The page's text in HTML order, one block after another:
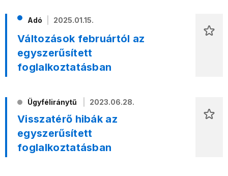
Adó 2025.01.15.
Változások februártól az
egyszerűsített
foglalkoztatásban
Ügyféliránytű 2023.06.28.
Visszatérő hibák az
egyszerűsített
foglalkoztatásban